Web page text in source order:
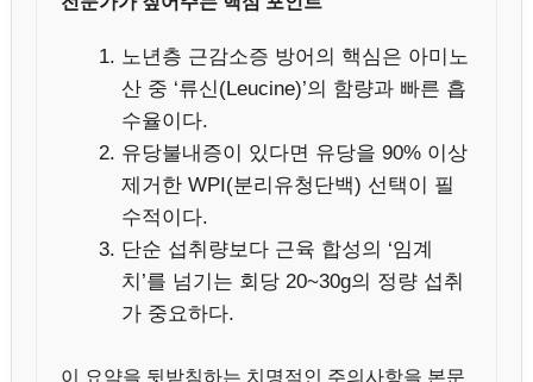
노년층 근감소증 방어의 핵심은 아미노
산 중 ‘류신(Leucine)’의 함량과 빠른 흡
수율이다.
유당불내증이 있다면 유당을 90% 이상
제거한 WPI(분리유청단백) 선택이 필
수적이다.
단순 섭취량보다 근육 합성의 ‘임계
치’를 넘기는 회당 20~30g의 정량 섭취
가 중요하다.
이 요약을 뒷받침하는 치명적인 주의사항을 본문